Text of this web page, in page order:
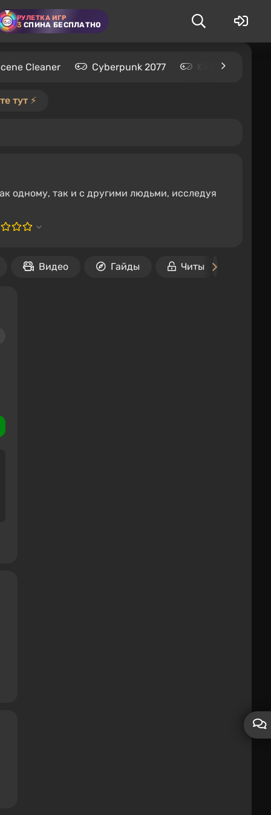
РУЛЕТКА ИГР
3 СПИНА БЕСПЛАТНО
Cleaner Cyberpunk 2077 Kingdom
тут ⚡️
одному, так и с другими людьми, исследуя
Видео Гайды Читы